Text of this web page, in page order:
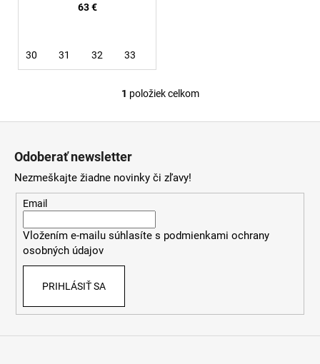
63 €
30 31 32 33
O
a
c
p
v
ý
1 položiek celkom
Odoberať newsletter
Nezmeškajte žiadne novinky či zľavy!
Email
Vložením e-mailu súhlasíte s podmienkami ochrany
osobných údajov
PRIHLÁSIŤ SA